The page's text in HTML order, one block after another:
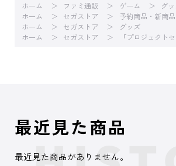
ホーム ファミ通販 ゲーム
グ
ホーム
セガストア
予約商品・新商品
ホーム
セガストア
グッズ
ホーム
セガストア 『プロジェクトセ
最近見た商品
最近見た商品がありません。